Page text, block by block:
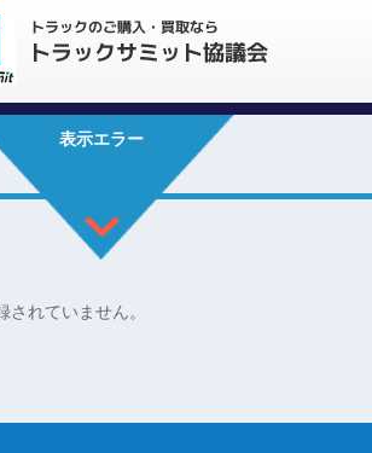
表示エラー
れていません。